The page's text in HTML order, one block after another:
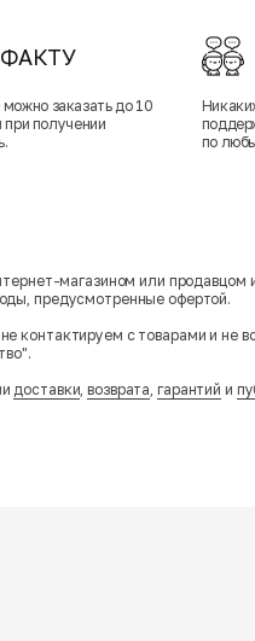
можно заказать до 10
получении
по
магазином или
предусмотренные офертой.
контактируем с товарами и не
доставки,возврата, гарантий и